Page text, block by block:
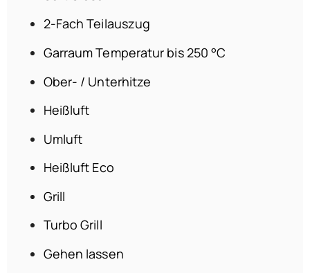
2-Fach Teilauszug
Garraum Temperatur bis 250 °C
Ober- / Unterhitze
Heißluft
Umluft
Heißluft Eco
Grill
Turbo Grill
Gehen lassen